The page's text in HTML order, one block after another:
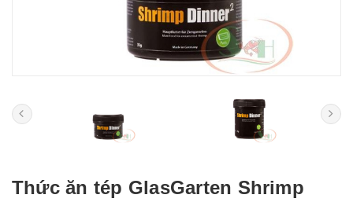
Thức ăn tép GlasGarten Shrimp